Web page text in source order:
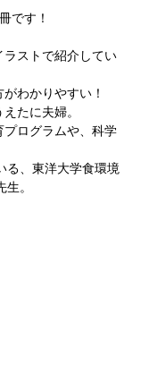
です！
ストで紹介してい
わかりやすい！
たに夫婦。
ログラムや、科学
る、東洋大学食環境
。